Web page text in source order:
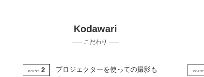
Kodawari
こだわり
POINT 2
プロジェクターを使っての撮影も